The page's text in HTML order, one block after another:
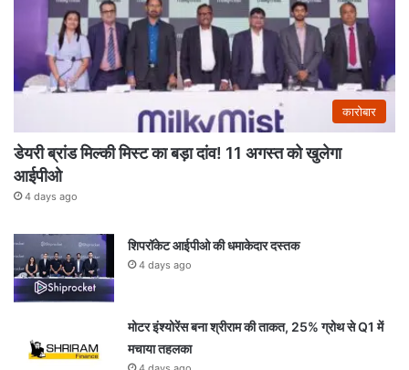
कारोबार
डेयरी ब्रांड मिल्की मिस्ट का बड़ा दांव! 11 अगस्त को खुलेगा
आईपीओ
4 days ago
शिपरॉकेट आईपीओ की धमाकेदार दस्तक
4 days ago
मोटर इंश्योरेंस बना श्रीराम की ताकत, 25% ग्रोथ से Q1 में
मचाया तहलका